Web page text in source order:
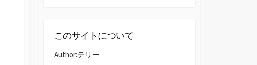
このサイトについて
Author:テリー